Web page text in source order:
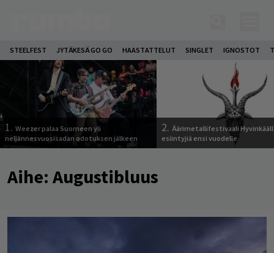
STEELFEST JYTÄKESÄ GO GO HAASTATTELUT SINGLET IGNOSTOT
1. Weezer palaa Suomeen yli
neljännesvuosisadan odotuksen jälkeen
2. Äärimetallifestivaali
esiintyjiä ensi vuodelle
Aihe: Augustibluus